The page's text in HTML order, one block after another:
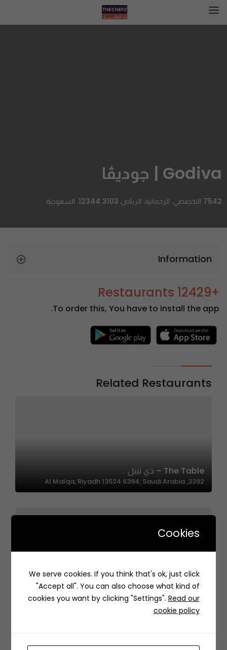
Godiva | جوديڤا
7542 التخصصي، الرحمانية، الرياض 12344 3103، السعودية
Information
+12429 Restaurants
To order this, You have to install the app.
Related Restaurants
The Table – ذي تيبل
3392, Al Malqa, Riyadh 13524 6394, Saudi Arabia
Roasted Way Burgers- روستد واي برقر
Cookies
We serve cookies. If you think that's ok, just click
"Accept all". You can also choose what kind of
cookies you want by clicking "Settings". Read our
cookie policy